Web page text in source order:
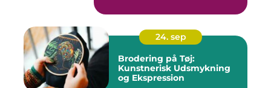
24. sep
Brodering på Tøj:
Kunstnerisk Udsmykning
og Ekspression